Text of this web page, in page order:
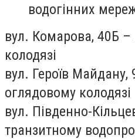
водогінних
вул. Комарова, 40Б –
колодязі
вул. Героїв Майдану,
оглядовому колодязі
вул. Південно-
транзитному